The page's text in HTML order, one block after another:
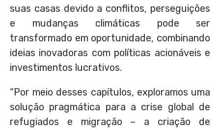
suas casas devido a conflitos, perseguições
e mudanças climáticas pode ser
transformado em oportunidade, combinando
ideias inovadoras com políticas acionáveis e
investimentos lucrativos.
“Por meio desses capítulos, exploramos uma
solução pragmática para a crise global de
refugiados e migração – a criação de